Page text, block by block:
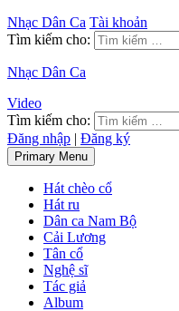
Nhạc Dân Ca Tài khoản
Tìm kiếm cho:
Nhạc Dân Ca
Video
Tìm kiếm cho:
Đăng nhập | Đăng ký
Primary Menu
Hát chèo cổ
Hát ru
Dân ca Nam Bộ
Cải Lương
Tân cổ
Nghệ sĩ
Tác giả
Album